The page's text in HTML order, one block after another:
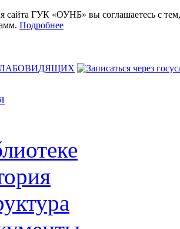
сайта ГУК «ОУНБ» вы соглашаетесь с
Подробнее